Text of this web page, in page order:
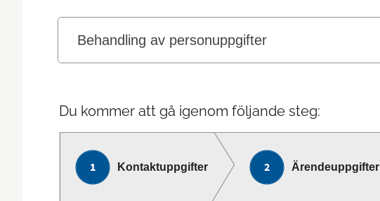
Behandling av personuppgifter
Du kommer att gå igenom följande steg:
Kontaktuppgifter Ärendeuppgifter